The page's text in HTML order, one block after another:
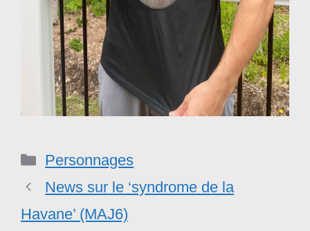
Catégories
Personnages
News sur le ‘syndrome de la
Havane’ (MAJ6)